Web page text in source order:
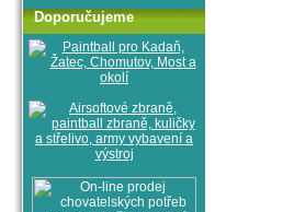
Doporučujeme